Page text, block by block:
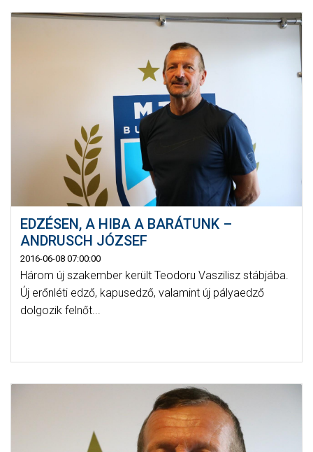
EDZÉSEN, A HIBA A BARÁTUNK –
ANDRUSCH JÓZSEF
2016-06-08 07:00:00
Három új szakember került Teodoru Vaszilisz stábjába.
Új erőnléti edző, kapusedző, valamint új pályaedző
dolgozik felnőt...